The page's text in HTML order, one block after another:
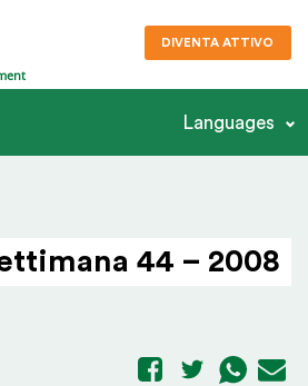
DIVENTA ATTIVO
Languages
44 – 2008